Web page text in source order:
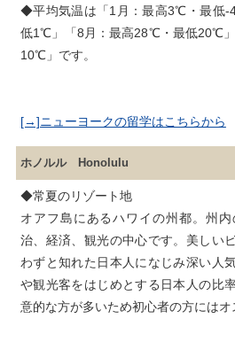
◆平均気温は「1月：最高3℃・最低
低1℃」「8月：最高28℃・最低20℃
[→]ニューヨークの留学はこちらから
ホノルル Honolulu
◆常夏のリゾート地
オアフ島にあるハワイの州都。州
治、経済、観光の中心です。美しい
わずと知れた日本人になじみ深い人
や観光客をはじめとする日本人の比
意的な方が多いため初心者の方にはオ